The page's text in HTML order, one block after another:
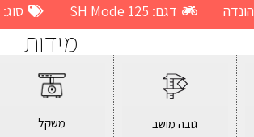
הונדה דגם: SH Mode 125 סוג:
מידות
גובה מושב משקל